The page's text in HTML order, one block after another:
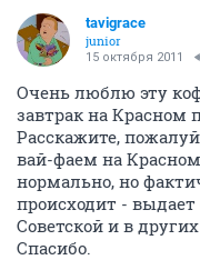
tavigrace
junior
15 октября 2011
Очень люблю эту
завтрак на Красном
Расскажите,
вай-фаем на
нормально, но
происходит -
Советской и в
Спасибо.